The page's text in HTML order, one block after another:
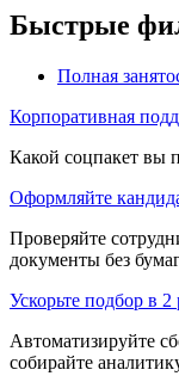
Быстрые
Полная
Корпоративная
Какой соцпакет вы
Оформляйте
Проверяйте
документы без
Ускорьте подбор в 2
Автоматизируйте
собирайте